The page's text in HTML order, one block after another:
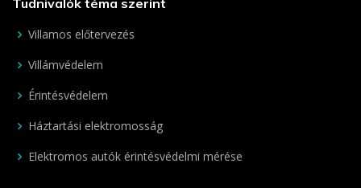
Villamos előtervezés
Villámvédelem
Érintésvédelem
Háztartási elektromosság
Elektromos autók érintésvédelmi mérése